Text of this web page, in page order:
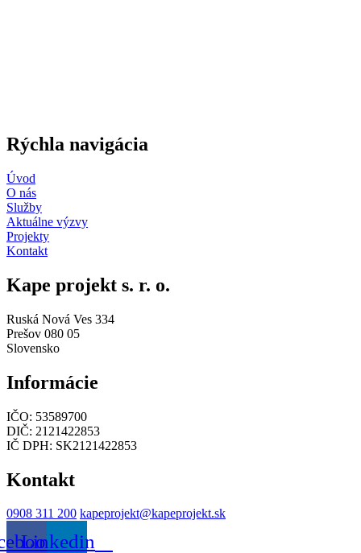
Rýchla navigácia
Úvod
O nás
Služby
Aktuálne výzvy
Projekty
Kontakt
Kape projekt s. r. o.
Ruská Nová Ves 334
Prešov 080 05
Slovensko
Informácie
IČO: 53589700
DIČ: 2121422853
IČ DPH: SK2121422853
Kontakt
0908 311 200 kapeprojekt@kapeprojekt.sk
Linkedin